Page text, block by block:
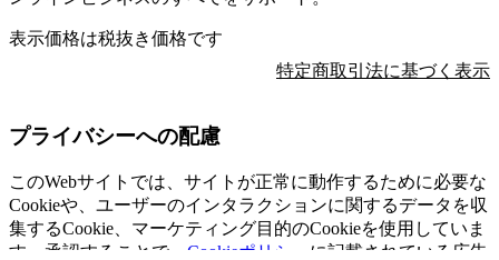
表示価格は税抜き価格です
特定商取引法に基づく表示
プライバシーへの配慮
このWebサイトでは、サイトが正常に動作するために必要な
Cookieや、ユーザーのインタラクションに関するデータを収
集するCookie、マーケティング目的のCookieを使用していま
す。承認することで、 Cookieポリシー に記載されている広告